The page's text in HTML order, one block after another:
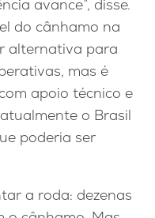
avance”, disse.
do cânhamo na
alternativa para
mas é
apoio técnico e
o Brasil
poderia ser
a roda: dezenas